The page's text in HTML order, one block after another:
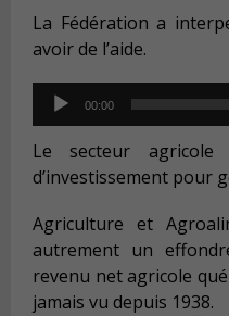
La Fédération a
avoir de l’aide.
Audio
Player
00:00
Le secteur
d’investissement pour
Agriculture et
autrement un
revenu net agricole
jamais vu depuis 1938.